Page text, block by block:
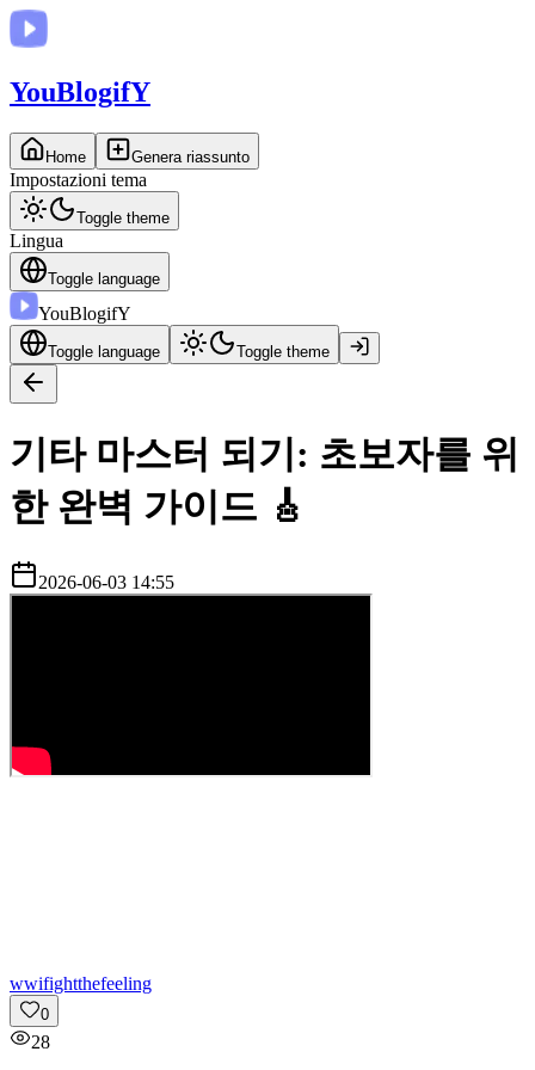
YouBlogifY
Home Genera riassunto
Impostazioni tema
Toggle theme
Lingua
Toggle language
YouBlogifY
Toggle language Toggle theme
기타 마스터 되기: 초보자를 위
한 완벽 가이드 🎸
2026-06-03 14:55
wwifightthefeeling
0
28